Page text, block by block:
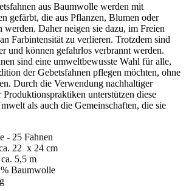
aus Baumwolle werden mit
gefärbt, die aus Pflanzen, Blumen oder
Daher neigen sie dazu, im Freien
Farbintensität zu verlieren. Trotzdem sind
und können gefahrlos verbrannt werden.
sind eine umweltbewusste Wahl für alle,
der Gebetsfahnen pflegen möchten, ohne
Durch die Verwendung nachhaltiger
unterstützen diese
als auch die Gemeinschaften, die sie
- 25 Fahnen
22 x 24 cm
ca. 5,5 m
Baumwolle